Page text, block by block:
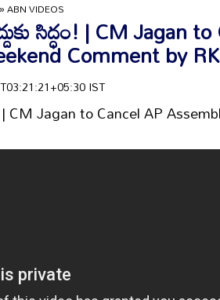
»ABN VIDEOS
సిద్ధం! | CM Jagan
Comment by RK
IST
| CM Jagan to Cancel AP